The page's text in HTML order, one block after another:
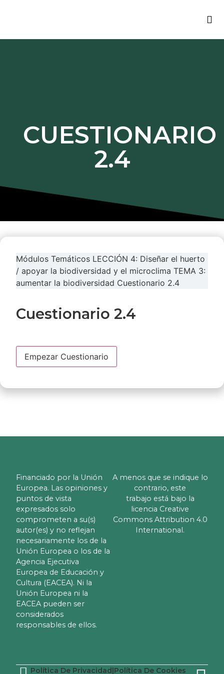
CUESTIONARIO
2.4
Módulos Temáticos LECCIÓN 4: Diseñar el huerto
/ apoyar la biodiversidad y el microclima TEMA 3:
aumentar la biodiversidad Cuestionario 2.4
Cuestionario 2.4
Financiado por la Unión
Europea. Las opiniones y
puntos de vista
expresados solo
comprometen a su(s)
autor(es) y no reflejan
necesariamente los de la
Unión Europea o los de la
Agencia Ejecutiva
Europea de Educación y
Cultura (EACEA). Ni la
Unión Europea ni la
EACEA pueden ser
considerados
responsables de ellos.
A menos que se indique lo
contrario, este
trabajo está bajo la
licencia Creative
Commons Attribution 4.0
International.
Política De Privacidad Política De Cookies